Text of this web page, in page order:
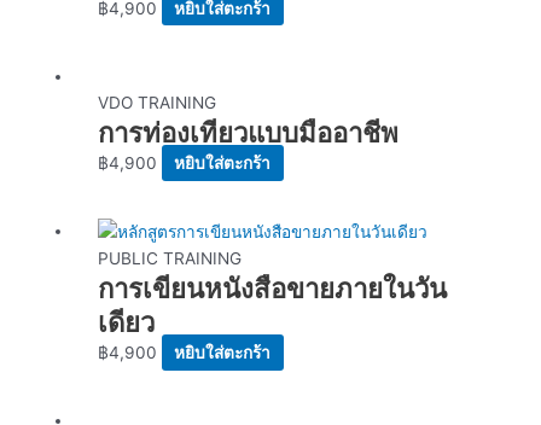
฿4,900 หยิบใส่ตะกร้า
VDO TRAINING
การท่องเทียวแบบมืออาชีพ
฿4,900 หยิบใส่ตะกร้า
PUBLIC TRAINING
การเขียนหนังสือขายภายในวัน
เดียว
฿4,900 หยิบใส่ตะกร้า